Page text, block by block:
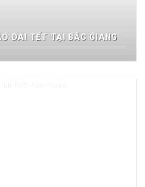
DÀI TẾT TẠI BẮC GIANG